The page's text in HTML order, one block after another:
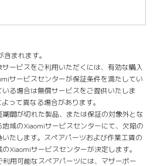
まれます。
ービスをご利用いただくには、有効な購入
サービスセンターが保証条件を満たしてい
る場合は無償サービスをご提供いたしま
って異なる場合があります。
間が切れた製品、または保証の対象外とな
域のXiaomiサービスセンターにて、欠陥の
たします。スペアパーツおよび作業工賃の
Xiaomiサービスセンターが決定します。
用可能なスペアパーツには、マザーボー